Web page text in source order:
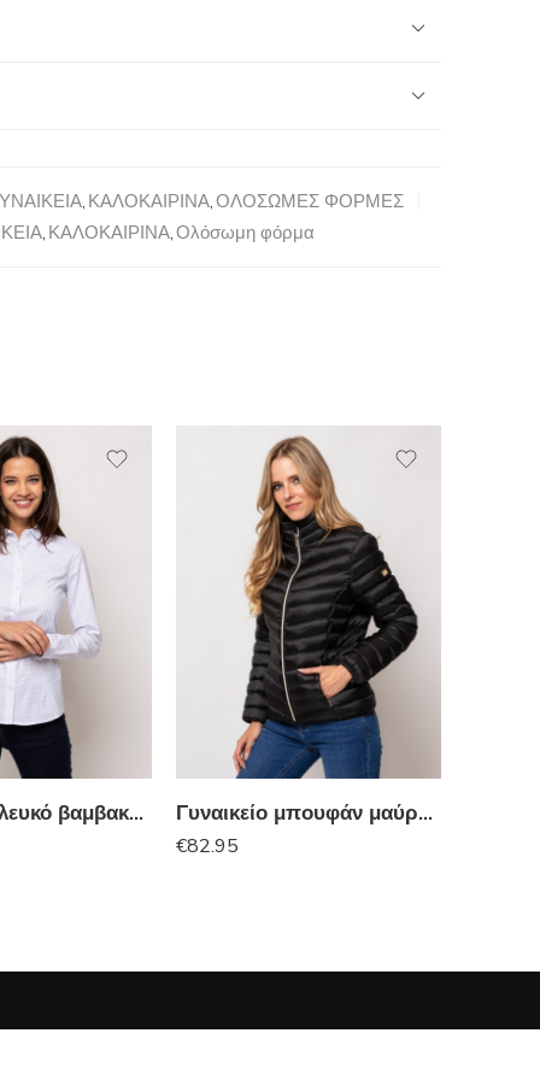
, ΚΑΛΟΚΑΙΡΙΝΑ,ΟΛΟΣΩΜΕΣ ΦΟΡΜΕΣ
, ΚΑΛΟΚΑΙΡΙΝΑ,Ολόσωμη φόρμα
Πουκάμισο λευκό βαμβακερό HEAVY TOOLS Γυναικείο μπουφάν μαύρο HEAVY TOOLS
€82.95